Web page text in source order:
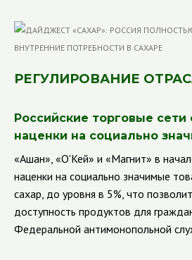
РЕГУЛИРОВАНИЕ
Российские торговые сети
наценки на социально
«Ашан», «О'Кей» и «Магнит» в
наценки на социально значимые
сахар, до уровня в 5%, что
доступность продуктов для
Федеральной антимонопольной